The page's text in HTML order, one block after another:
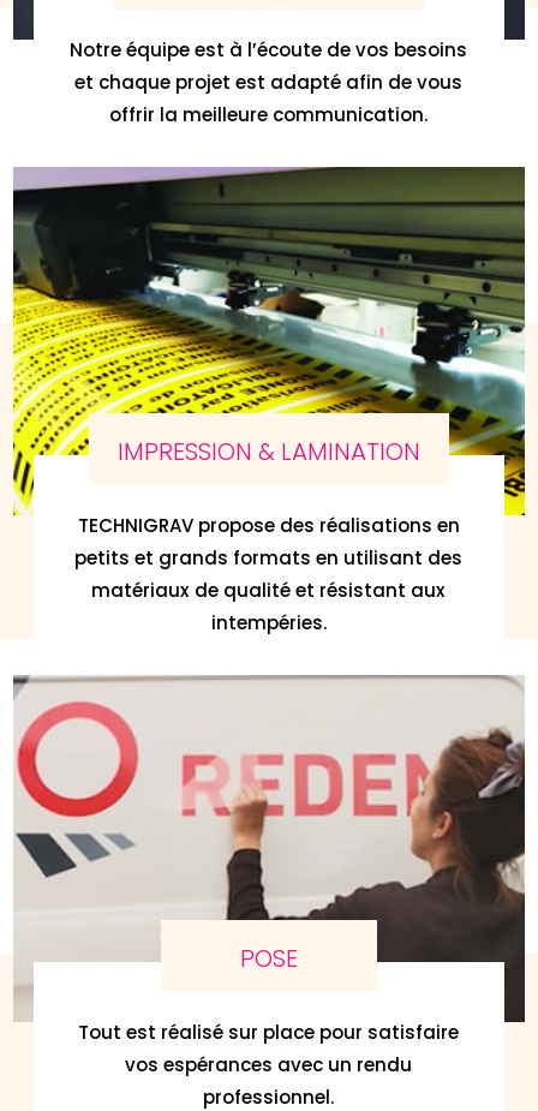
Notre équipe est à l’écoute de vos besoins
et chaque projet est adapté afin de vous
offrir la meilleure communication.
IMPRESSION & LAMINATION
TECHNIGRAV propose des réalisations en
petits et grands formats en utilisant des
matériaux de qualité et résistant aux
intempéries.
POSE
Tout est réalisé sur place pour satisfaire
vos espérances avec un rendu
professionnel.